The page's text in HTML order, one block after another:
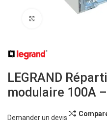
LEGRAND
modulaire 100A
Demander un devis